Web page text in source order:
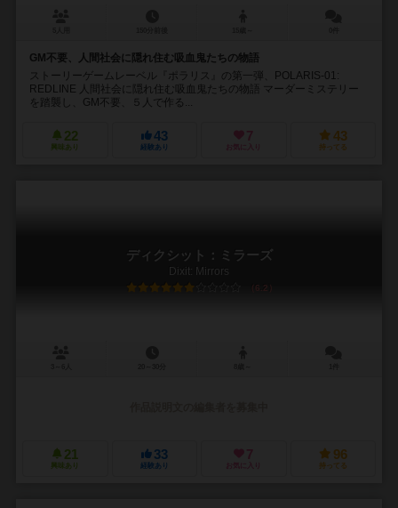
GM不要、人間社会に隠れ住む吸血鬼たちの物語
ストーリーゲームレーベル『ポラリス』の第一弾、POLARIS-01:
REDLINE 人間社会に隠れ住む吸血鬼たちの物語 マーダーミステリー
を踏襲し、GM不要、５人で作る...
22
興味あり
43
経験あり
7
お気に入り
43
持ってる
ディクシット：ミラーズ
Dixit: Mirrors
6.2
21
興味あり
33
経験あり
7
お気に入り
96
持ってる